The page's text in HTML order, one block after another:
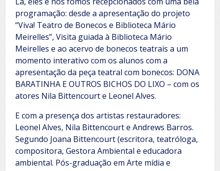
programação: desde a apresentação do projeto
“Viva! Teatro de Bonecos e Biblioteca Mário
Meirelles”, Visita guiada à Biblioteca Mário
Meirelles e ao acervo de bonecos teatrais a um
momento interativo com os alunos com a
apresentação da peça teatral com bonecos: DONA
BARATINHA E OUTROS BICHOS DO LIXO – com os
atores Nila Bittencourt e Leonel Alves.
E com a presença dos artistas restauradores:
Leonel Alves, Nila Bittencourt e Andrews Barros.
Segundo Joana Bittencourt (escritora, teatróloga,
compositora, Gestora Ambiental e educadora
ambiental. Pós-graduação em Arte mídia e